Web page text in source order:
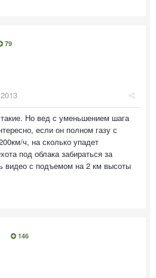
79
Но вед с уменьшением шага
если он полном газу с
ч, на сколько упадет
под облака забираться за
видео с подъемом на 2 км высоты
146